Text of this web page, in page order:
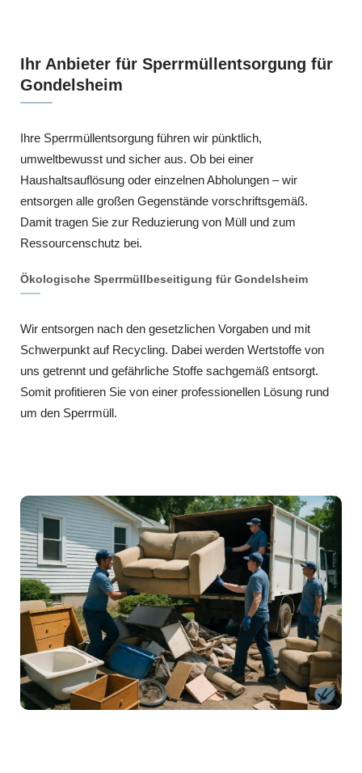
Ihr Anbieter für Sperrmüllentsorgung für
Gondelsheim
Ihre Sperrmüllentsorgung führen wir pünktlich,
umweltbewusst und sicher aus. Ob bei einer
Haushaltsauflösung oder einzelnen Abholungen – wir
entsorgen alle großen Gegenstände vorschriftsgemäß.
Damit tragen Sie zur Reduzierung von Müll und zum
Ressourcenschutz bei.
Ökologische Sperrmüllbeseitigung für Gondelsheim
Wir entsorgen nach den gesetzlichen Vorgaben und mit
Schwerpunkt auf Recycling. Dabei werden Wertstoffe von
uns getrennt und gefährliche Stoffe sachgemäß entsorgt.
Somit profitieren Sie von einer professionellen Lösung rund
um den Sperrmüll.